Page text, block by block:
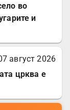
во
и
август 2026
црква е